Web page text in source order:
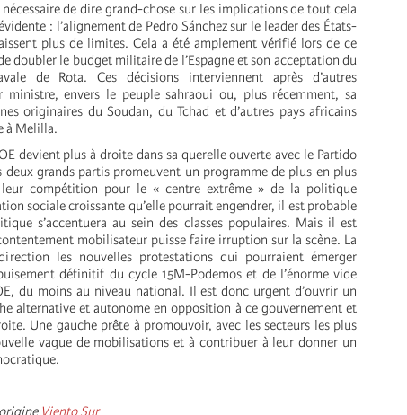
de dire grand-chose sur les implications de tout cela
: l’alignement de Pedro Sánchez sur le leader des États-
plus de limites. Cela a été amplement vérifié lors de ce
doubler le budget militaire de l’Espagne et son acceptation du
de Rota. Ces décisions interviennent après d’autres
ministre, envers le peuple sahraoui ou, plus récemment, sa
originaires du Soudan, du Tchad et d’autres pays africains
à Melilla.
devient plus à droite dans sa querelle ouverte avec le Partido
deux grands partis promeuvent un programme de plus en plus
compétition pour le « centre extrême » de la politique
sociale croissante qu’elle pourrait engendrer, il est probable
s’accentuera au sein des classes populaires. Mais il est
mobilisateur puisse faire irruption sur la scène. La
les nouvelles protestations qui pourraient émerger
définitif du cycle 15M-Podemos et de l’énorme vide
du moins au niveau national. Il est donc urgent d’ouvrir un
alternative et autonome en opposition à ce gouvernement et
Une gauche prête à promouvoir, avec les secteurs les plus
vague de mobilisations et à contribuer à leur donner un